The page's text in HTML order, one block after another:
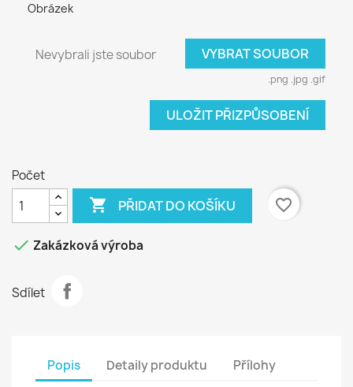
Obrázek
Nevybrali jste soubor VYBRAT SOUBOR
.png .jpg .gif
ULOŽIT PŘIZPŮSOBENÍ
Počet
 PŘIDAT DO KOŠÍKU favorite_border
 Zakázková výroba
Sdílet
Popis Detaily produktu Přílohy